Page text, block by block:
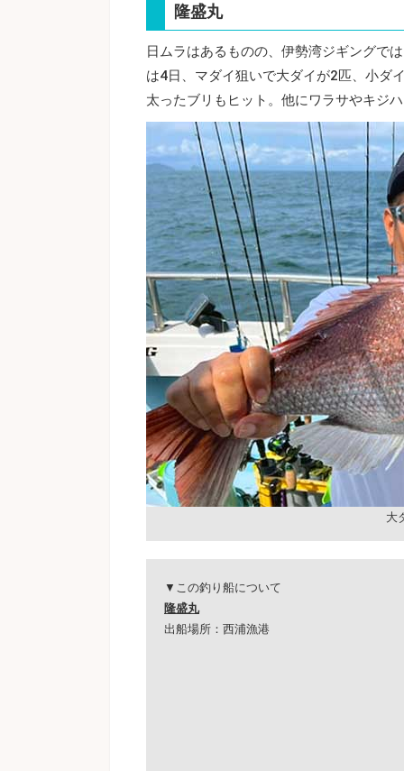
隆盛丸
日ムラはあるものの、伊勢湾ジギングで
は4日、マダイ狙いで大ダイが2匹、小ダ
太ったブリもヒット。他にワラサやキジ
大
▼この釣り船について
隆盛丸
出船場所：西浦漁港